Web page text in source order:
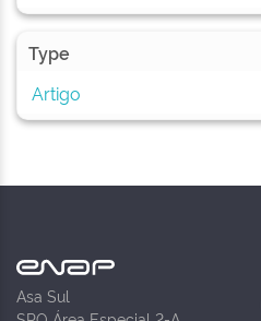
Type
Artigo
Asa Sul